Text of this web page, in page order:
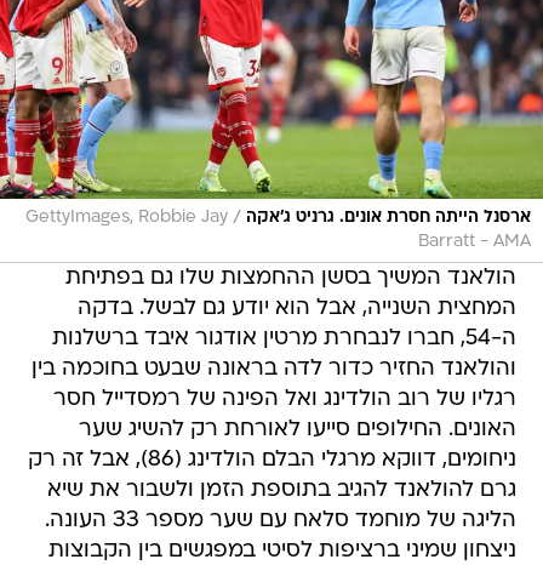
ארסנל הייתה חסרת אונים. גרניט ג'אקה /
GettyImages, Robbie Jay
Barratt - AMA
הולאנד המשיך בסשן ההחמצות שלו גם בפתיחת
המחצית השנייה, אבל הוא יודע גם לבשל. בדקה
ה-54, חברו לנבחרת מרטין אודגור איבד ברשלנות
והולאנד החזיר כדור לדה בראונה שבעט בחוכמה בין
רגליו של רוב הולדינג ואל הפינה של רמסדייל חסר
האונים. החילופים סייעו לאורחת רק להשיג שער
ניחומים, דווקא מרגלי הבלם הולדינג (86), אבל זה רק
גרם להולאנד להגיב בתוספת הזמן ולשבור את שיא
הליגה של מוחמד סלאח עם שער מספר 33 העונה.
ניצחון שמיני ברציפות לסיטי במפגשים בין הקבוצות